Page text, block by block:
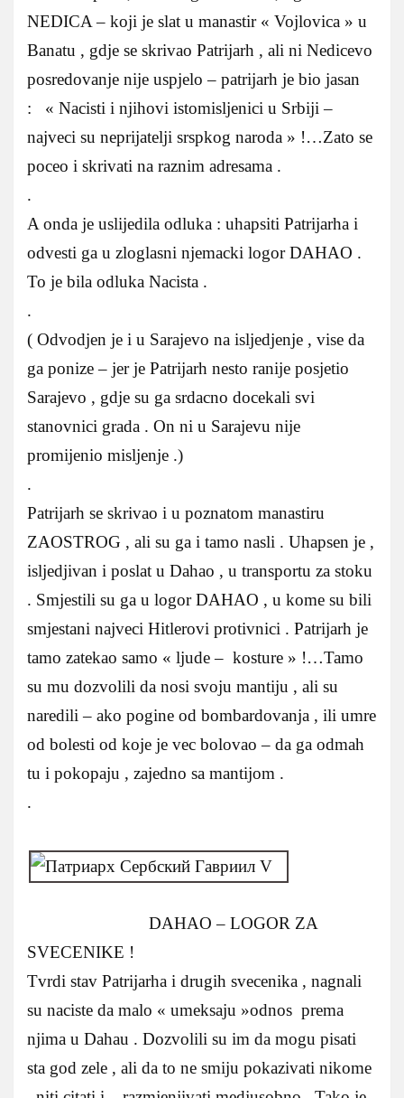
NEDICA – koji je slat u manastir « Vojlovica » u
Banatu , gdje se skrivao Patrijarh , ali ni Nedicevo
posredovanje nije uspjelo – patrijarh je bio jasan
: « Nacisti i njihovi istomisljenici u Srbiji –
najveci su neprijatelji srspkog naroda » !…Zato se
poceo i skrivati na raznim adresama .
.
A onda je uslijedila odluka : uhapsiti Patrijarha i
odvesti ga u zloglasni njemacki logor DAHAO .
To je bila odluka Nacista .
.
( Odvodjen je i u Sarajevo na isljedjenje , vise da
ga ponize – jer je Patrijarh nesto ranije posjetio
Sarajevo , gdje su ga srdacno docekali svi
stanovnici grada . On ni u Sarajevu nije
promijenio misljenje .)
.
Patrijarh se skrivao i u poznatom manastiru
ZAOSTROG , ali su ga i tamo nasli . Uhapsen je ,
isljedjivan i poslat u Dahao , u transportu za stoku
. Smjestili su ga u logor DAHAO , u kome su bili
smjestani najveci Hitlerovi protivnici . Patrijarh je
tamo zatekao samo « ljude – kosture » !…Tamo
su mu dozvolili da nosi svoju mantiju , ali su
naredili – ako pogine od bombardovanja , ili umre
od bolesti od koje je vec bolovao – da ga odmah
tu i pokopaju , zajedno sa mantijom .
.
DAHAO – LOGOR ZA
SVECENIKE !
Tvrdi stav Patrijarha i drugih svecenika , nagnali
su naciste da malo « umeksaju »odnos prema
njima u Dahau . Dozvolili su im da mogu pisati
sta god zele , ali da to ne smiju pokazivati nikome